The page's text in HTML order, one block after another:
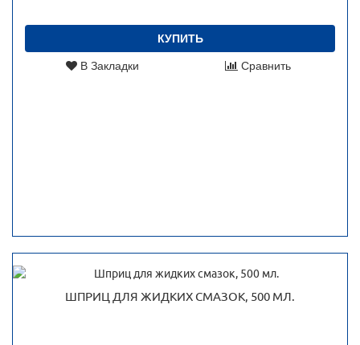
КУПИТЬ
В Закладки Сравнить
ШПРИЦ ДЛЯ ЖИДКИХ СМАЗОК, 500 МЛ.